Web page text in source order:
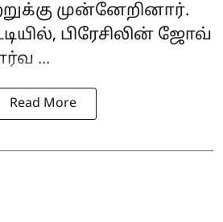
முன்னேறினார்.
பிரேசிலின் ஜோவ்
...
Read More